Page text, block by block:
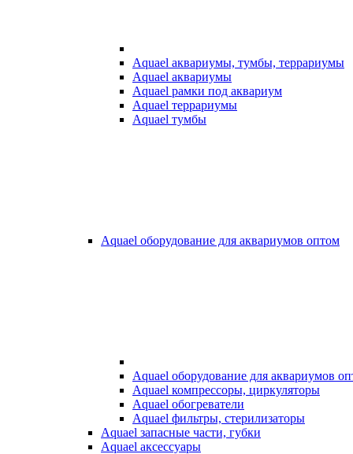
Aquael аквариумы, тумбы, террариумы
Aquael аквариумы
Aquael рамки под аквариум
Aquael террариумы
Aquael тумбы
Aquael оборудование для аквариумов оптом
Aquael оборудование для аквариумов
Aquael компрессоры, циркуляторы
Aquael обогреватели
Aquael фильтры, стерилизаторы
Aquael запасные части, губки
Aquael аксессуары